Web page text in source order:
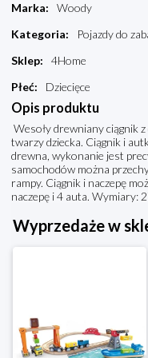
Marka:
Woody
Kategoria:
Pojazdy do
Sklep:
4Home
Płeć: Dziecięce
Opis produktu
Wesoły drewniany ciągnik
twarzy dziecka. Ciągnik i
drewna, wykonanie jest
samochodów można
rampy. Ciągnik i naczepę
naczepę i 4 auta. Wymiary:
Wyprzedaże w